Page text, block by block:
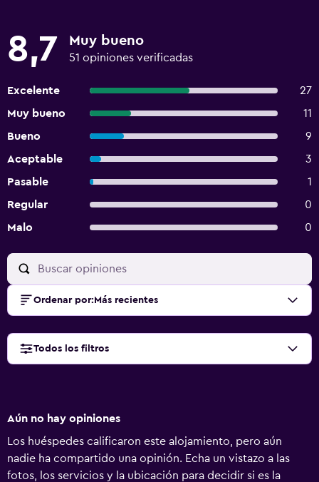
8,7 Muy bueno
51 opiniones verificadas
Excelente
27
Muy bueno
11
Bueno
9
Aceptable
3
Pasable
1
Regular
0
Malo
0
Ordenar por: Más recientes
Todos los filtros
Aún no hay opiniones
Los huéspedes calificaron este alojamiento, pero aún
nadie ha compartido una opinión. Echa un vistazo a las
fotos, los servicios y la ubicación para decidir si es la